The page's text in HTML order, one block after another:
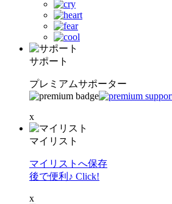
サポート
プレミアムサポーター
x
マイリスト
マイリストへ保存
後で便利♪ Click!
x